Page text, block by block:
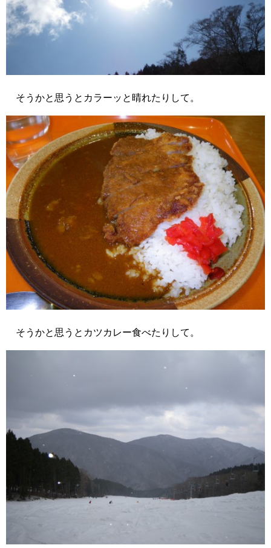
そうかと思うとカラーッと晴れたりして。
そうかと思うとカツカレー食べたりして。